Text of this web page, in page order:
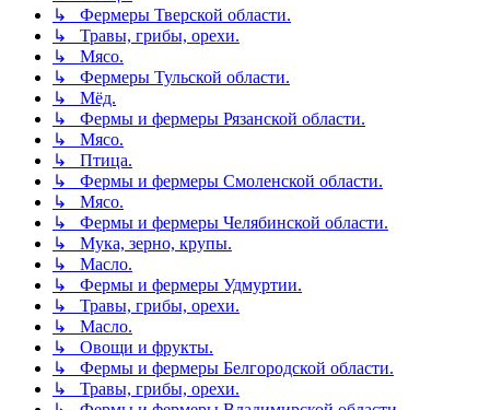
↳ Фермеры Тверской области.
↳ Травы, грибы, орехи.
↳ Мясо.
↳ Фермеры Тульской области.
↳ Мёд.
↳ Фермы и фермеры Рязанской области.
↳ Мясо.
↳ Птица.
↳ Фермы и фермеры Смоленской области.
↳ Мясо.
↳ Фермы и фермеры Челябинской области.
↳ Мука, зерно, крупы.
↳ Масло.
↳ Фермы и фермеры Удмуртии.
↳ Травы, грибы, орехи.
↳ Масло.
↳ Овощи и фрукты.
↳ Фермы и фермеры Белгородской области.
↳ Травы, грибы, орехи.